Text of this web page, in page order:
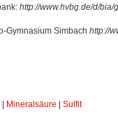
http://www.hvbg.de/d/bia/
Gymnasium Simbach http://
Mineralsäure Sulfit